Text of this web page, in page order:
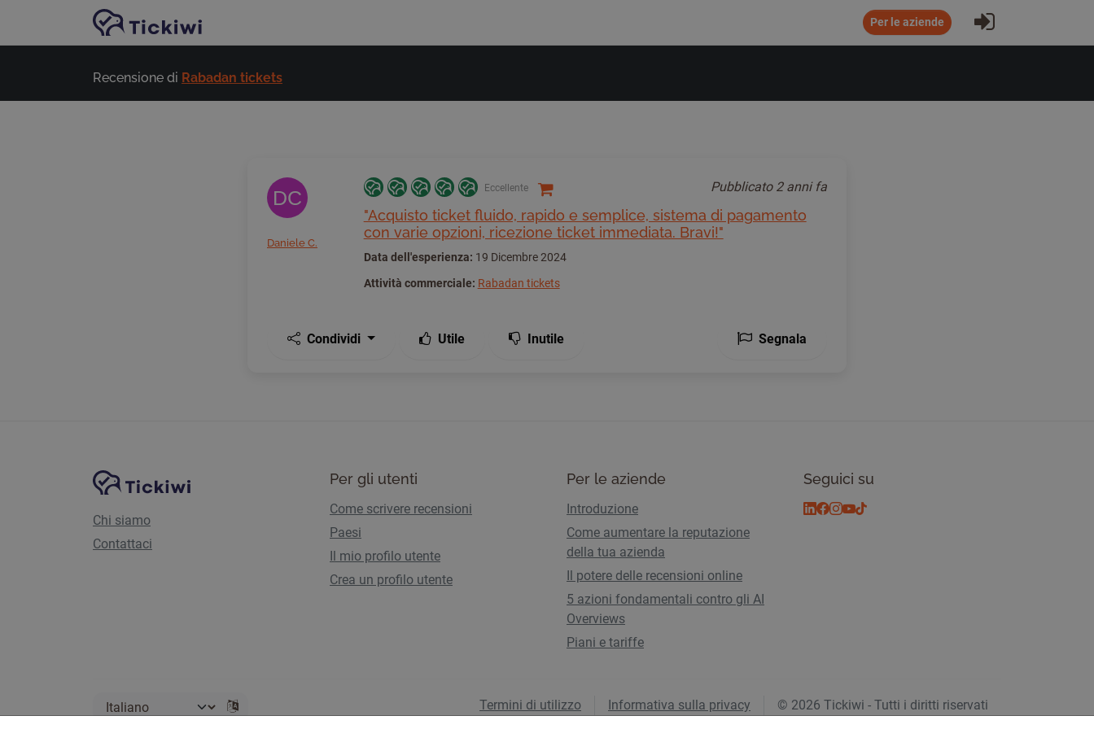
Vai al contenuto principale
Per le aziende Accesso
Recensione di Rabadan tickets
DC
Daniele C.
Eccellente Pubblicato 2 anni fa
"Acquisto ticket fluido, rapido e semplice, sistema di pagamento
con varie opzioni, ricezione ticket immediata. Bravi!"
Data dell'esperienza: 19 Dicembre 2024
Attività commerciale: Rabadan tickets
Condividi Utile Inutile Segnala
Navigazione del sitoPiattaforma Tickiwi
Chi siamo
Contattaci
Per gli utenti
Come scrivere recensioni
Paesi
Il mio profilo utente
Crea un profilo utente
Per le aziende
Introduzione
Come aumentare la reputazione
della tua azienda
Il potere delle recensioni online
5 azioni fondamentali contro gli AI
Overviews
Piani e tariffe
Seguici su
Termini di utilizzo Informativa sulla privacy © 2026 Tickiwi - Tutti i diritti riservati